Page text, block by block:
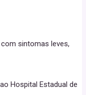
sintomas leves,
Hospital Estadual de